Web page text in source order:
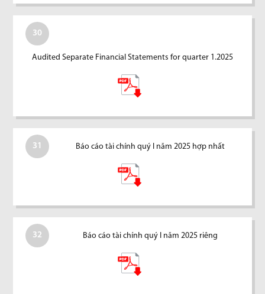
30
Audited Separate Financial Statements for quarter 1.2025
31 Báo cáo tài chính quý I năm 2025 hợp nhất
32 Báo cáo tài chính quý I năm 2025 riêng